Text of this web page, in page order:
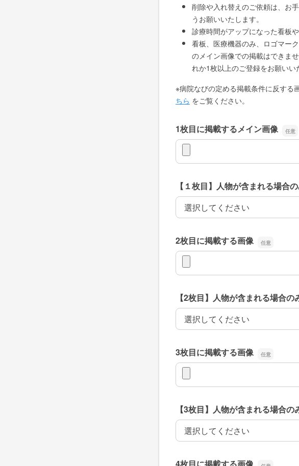
削除や入れ替えのご依頼は、お
うお願いいたします。
診療時間がアップになった看板
看板、医療機器のみ、ロゴマー
のメイン画像での掲載はできま
れか1枚以上のご登録をお願いい
※病院なびの定める掲載条件に反する
ちら をご覧ください。
1枚目に掲載するメイン画像
1枚目に掲載するメイン画像
【１枚目】人物が含まれる場合
【１枚目】人物が含まれる場合
2枚目に掲載する画像
2枚目に掲載する画像
【2枚目】人物が含まれる場合
【2枚目】人物が含まれる場合の
3枚目に掲載する画像
3枚目に掲載する画像
【3枚目】人物が含まれる場合
【3枚目】人物が含まれる場合の